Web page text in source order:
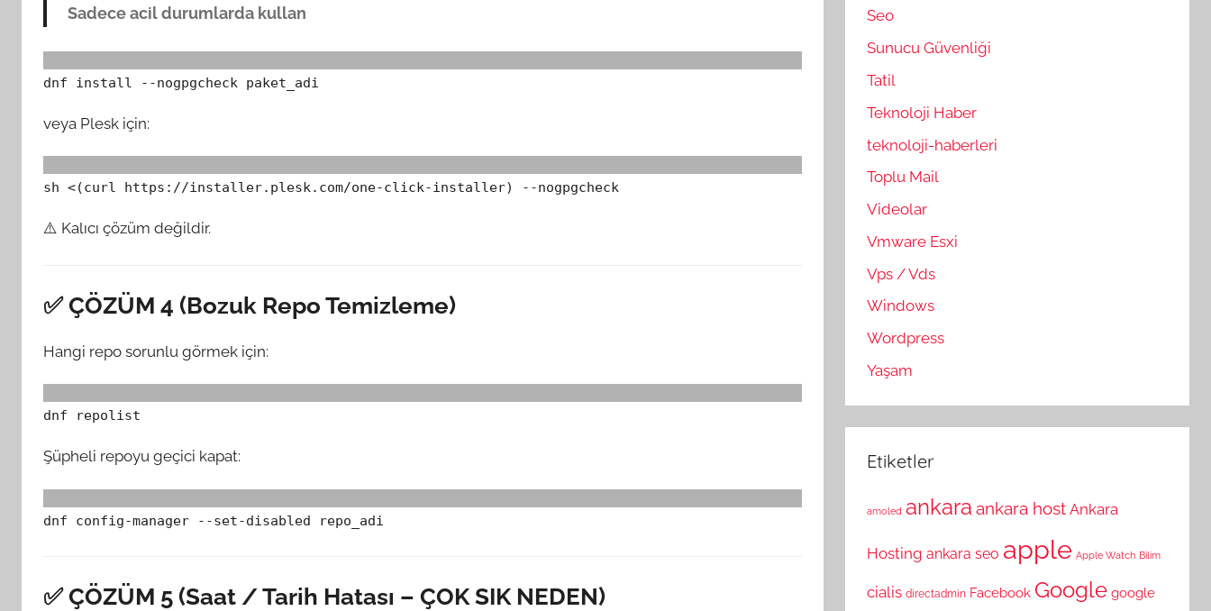
Sadece acil durumlarda kullan
dnf install --nogpgcheck paket_adi
veya Plesk için:
sh <(curl https://installer.plesk.com/one-click-installer) --nogpgcheck
⚠️ Kalıcı çözüm değildir.
✅ ÇÖZÜM 4 (Bozuk Repo Temizleme)
Hangi repo sorunlu görmek için:
dnf repolist
Şüpheli repoyu geçici kapat:
dnf config-manager --set-disabled repo_adi
✅ ÇÖZÜM 5 (Saat / Tarih Hatası – ÇOK SIK NEDEN)
Seo
Sunucu Güvenliği
Tatil
Teknoloji Haber
teknoloji-haberleri
Toplu Mail
Videolar
Vmware Esxi
Vps / Vds
Windows
Wordpress
Yaşam
Etiketler
amoled ankara ankara host Ankara
Hosting ankara seo apple Apple Watch Bilim
cialis directadmin Facebook Google google